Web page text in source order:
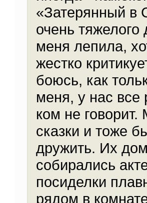
«Затерянный в
очень
меня лепила,
жестко
боюсь, как
меня, у нас все
ком не
сказки и тоже
дружить. Их
собирались
посиделки
рядом в